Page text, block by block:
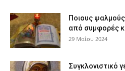
Ποιους
από συμφορές
29 Μαΐου 2024
Συγκλονιστικό